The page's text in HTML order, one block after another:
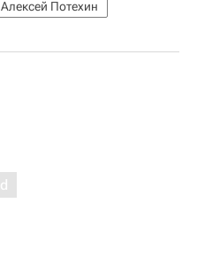
Алексей Потехин